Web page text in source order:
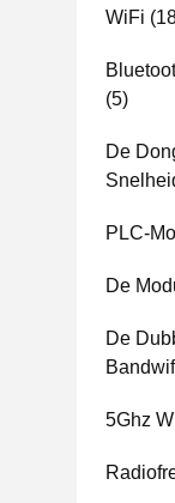
WiFi
(5)
De
PLC-
De
De
5Ghz